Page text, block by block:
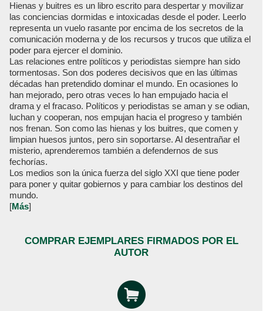
Hienas y buitres es un libro escrito para despertar y movilizar
las conciencias dormidas e intoxicadas desde el poder. Leerlo
representa un vuelo rasante por encima de los secretos de la
comunicación moderna y de los recursos y trucos que utiliza el
poder para ejercer el dominio.
Las relaciones entre políticos y periodistas siempre han sido
tormentosas. Son dos poderes decisivos que en las últimas
décadas han pretendido dominar el mundo. En ocasiones lo
han mejorado, pero otras veces lo han empujado hacia el
drama y el fracaso. Políticos y periodistas se aman y se odian,
luchan y cooperan, nos empujan hacia el progreso y también
nos frenan. Son como las hienas y los buitres, que comen y
limpian huesos juntos, pero sin soportarse. Al desentrañar el
misterio, aprenderemos también a defendernos de sus
fechorías.
Los medios son la única fuerza del siglo XXI que tiene poder
para poner y quitar gobiernos y para cambiar los destinos del
mundo.
[Más]
COMPRAR EJEMPLARES FIRMADOS POR EL
AUTOR